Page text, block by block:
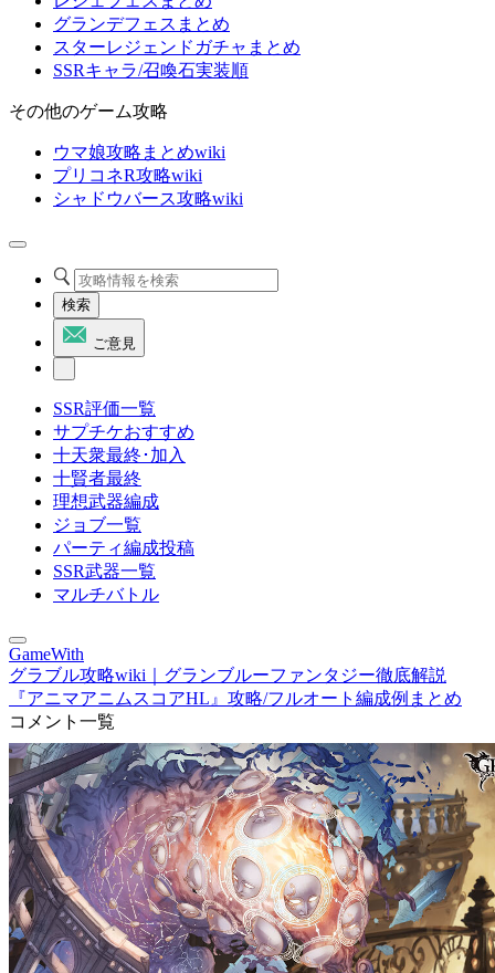
グランデフェスまとめ
スターレジェンドガチャまとめ
SSRキャラ/召喚石実装順
その他のゲーム攻略
ウマ娘攻略まとめwiki
プリコネR攻略wiki
シャドウバース攻略wiki
検索
ご意見
SSR評価一覧
サプチケおすすめ
十天衆最終･加入
十賢者最終
理想武器編成
ジョブ一覧
パーティ編成投稿
SSR武器一覧
マルチバトル
GameWith
グラブル攻略wiki｜グランブルーファンタジー徹底解説
『アニマアニムスコアHL』攻略/フルオート編成例まとめ
コメント一覧